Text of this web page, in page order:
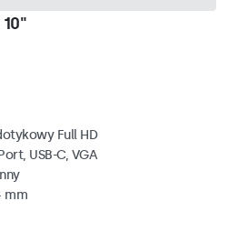
Full HD
USB-C, VGA
mm